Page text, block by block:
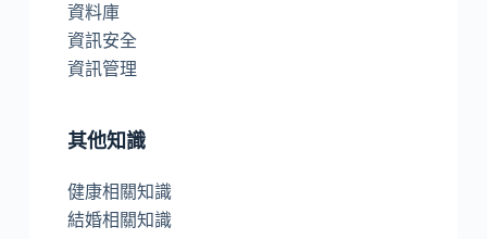
資料庫
資訊安全
資訊管理
其他知識
健康相關知識
結婚相關知識